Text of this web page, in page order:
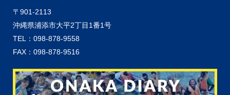
〒901-2113
沖縄県浦添市大平2丁目1番1号
TEL：098-878-9558
FAX：098-878-9516